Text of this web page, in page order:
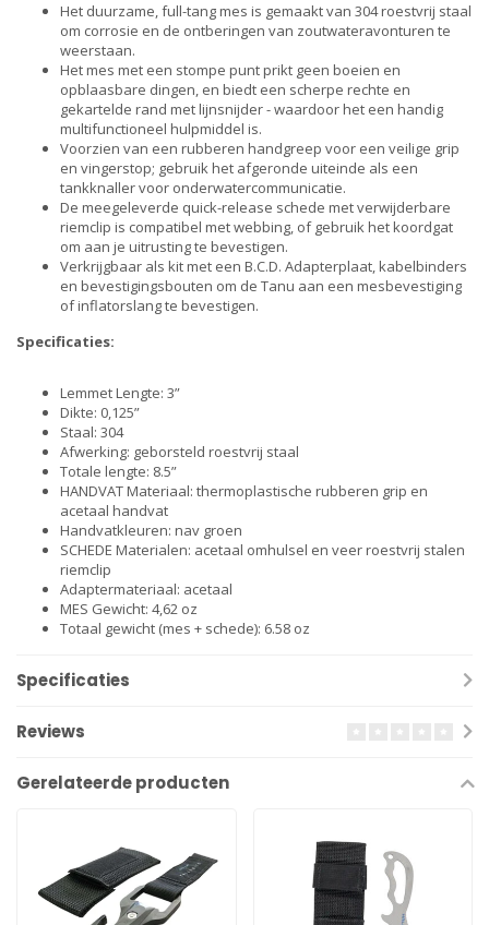
Het duurzame, full-tang mes is gemaakt van 304 roestvrij staal
om corrosie en de ontberingen van zoutwateravonturen te
weerstaan.
Het mes met een stompe punt prikt geen boeien en
opblaasbare dingen, en biedt een scherpe rechte en
gekartelde rand met lijnsnijder - waardoor het een handig
multifunctioneel hulpmiddel is.
Voorzien van een rubberen handgreep voor een veilige grip
en vingerstop; gebruik het afgeronde uiteinde als een
tankknaller voor onderwatercommunicatie.
De meegeleverde quick-release schede met verwijderbare
riemclip is compatibel met webbing, of gebruik het koordgat
om aan je uitrusting te bevestigen.
Verkrijgbaar als kit met een B.C.D. Adapterplaat, kabelbinders
en bevestigingsbouten om de Tanu aan een mesbevestiging
of inflatorslang te bevestigen.
Specificaties:
Lemmet Lengte: 3”
Dikte: 0,125”
Staal: 304
Afwerking: geborsteld roestvrij staal
Totale lengte: 8.5”
HANDVAT Materiaal: thermoplastische rubberen grip en
acetaal handvat
Handvatkleuren: nav groen
SCHEDE Materialen: acetaal omhulsel en veer roestvrij stalen
riemclip
Adaptermateriaal: acetaal
MES Gewicht: 4,62 oz
Totaal gewicht (mes + schede): 6.58 oz
Specificaties
Reviews
Gerelateerde producten